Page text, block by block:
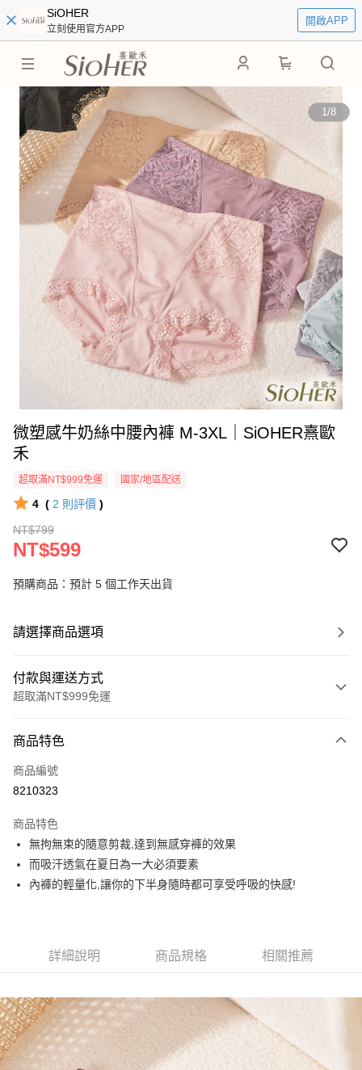
SiOHER
立刻使用官方APP
開啟APP
1/8
微塑感牛奶絲中腰內褲 M-3XL｜SiOHER熹歐
禾
超取滿NT$999免運 國家/地區配送
4 ( 2 則評價 )
NT$799
NT$599
預購商品：預計 5 個工作天出貨
請選擇商品選項
付款與運送方式
超取滿NT$999免運
信用卡一次付款
信用卡分期付款
合作金庫商業銀行
華南商業銀行
彰化商業銀行
上海商業儲蓄銀行
台北富邦商業銀行
國泰世華商業銀行
兆豐國際商業銀行
元大商業銀行
永豐商業銀行
台灣樂天信用卡公司
6 期 0 利率 每期
華南商業銀行
彰化商業銀行
上海商業儲蓄銀行
台北富邦商業銀行
聯邦商業銀行
遠東國際商業銀行
台新國際商業銀行
中國信託商業銀行
台灣樂天信用卡公司
超商取貨付款
LINE Pay
街口支付
大哥付你分期
相關說明
【大哥付你分期使用說明】
1.本服務由台灣大哥大提供，台灣大哥大用戶可立即使用無須另外申請。
貨到付款
商品特色
商品編號
8210323
商品特色
無拘無束的隨意剪裁,達到無感穿褲的效果
而吸汗透氣在夏日為一大必須要素
內褲的輕量化,讓你的下半身隨時都可享受呼吸的快感!
詳細說明 商品規格 相關推薦